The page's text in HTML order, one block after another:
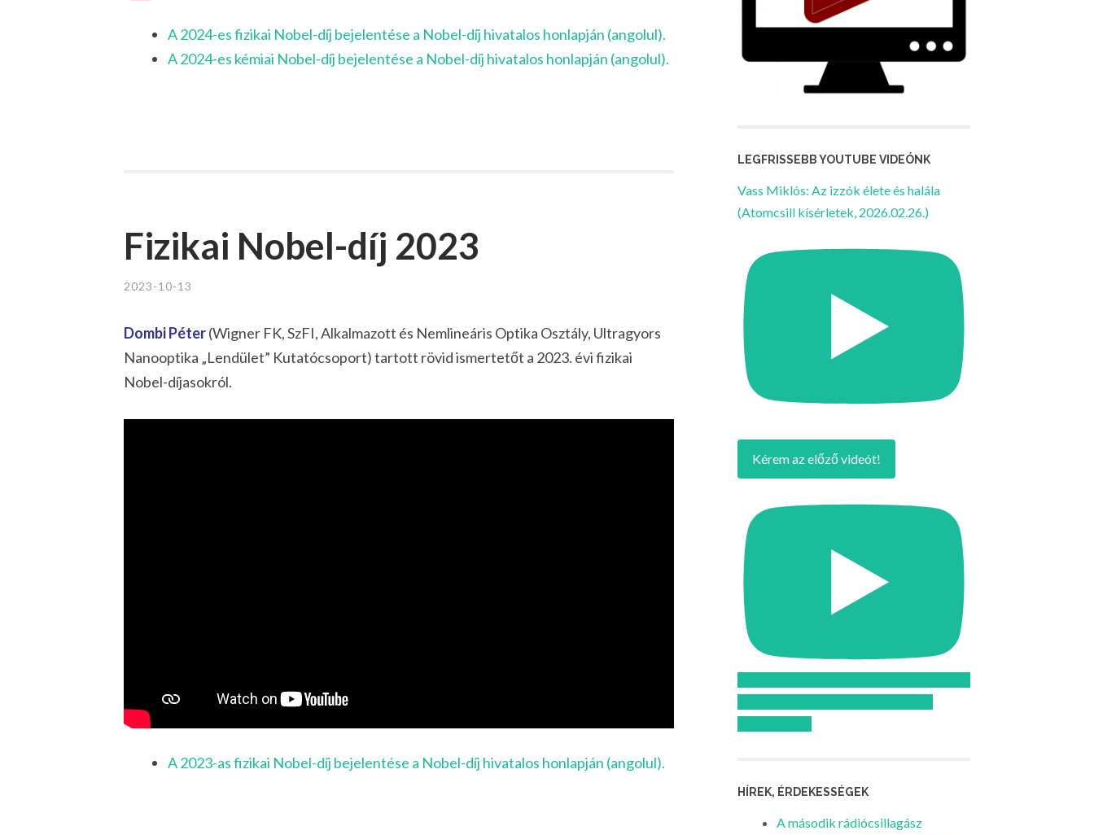
A 2024-es fizikai Nobel-díj bejelentése a Nobel-díj hivatalos honlapján (angolul).
A 2024-es kémiai Nobel-díj bejelentése a Nobel-díj hivatalos honlapján (angolul).
Fizikai Nobel-díj 2023
2023-10-13
Dombi Péter(Wigner FK, SzFI, Alkalmazott és Nemlineáris Optika Osztály, Ultragyors
Nanooptika „Lendület” Kutatócsoport) tartott rövid ismertetőt a 2023. évi fizikai
Nobel-díjasokról.
A 2023-as fizikai Nobel-díj bejelentése a Nobel-díj hivatalos honlapján (angolul).
LEGFRISSEBB YOUTUBE VIDEÓNK
Vass Miklós: Az izzók élete és halála
(Atomcsill kísérletek, 2026.02.26.)
Kérem az előző videót!
HÍREK, ÉRDEKESSÉGEK
A második rádiócsillagász